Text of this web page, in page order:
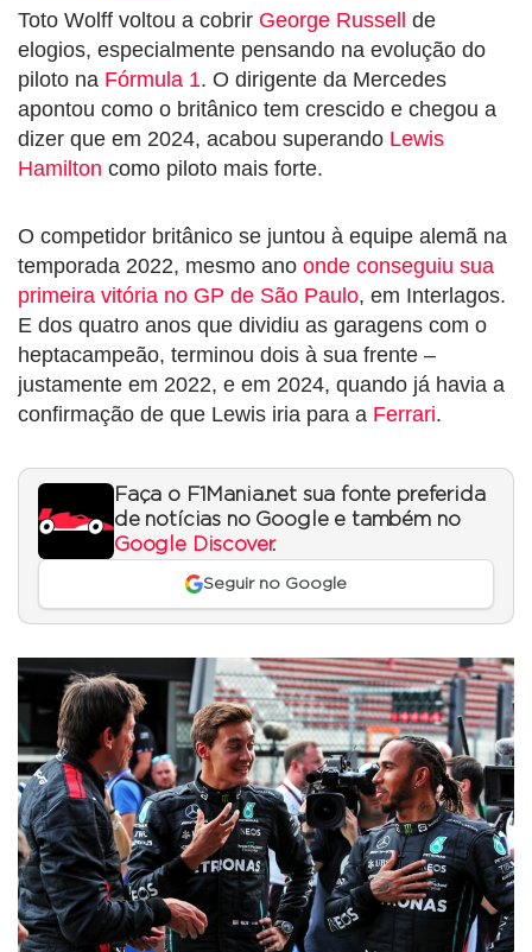
Toto Wolff voltou a cobrir George Russell de
elogios, especialmente pensando na evolução do
piloto na Fórmula 1. O dirigente da Mercedes
apontou como o britânico tem crescido e chegou a
dizer que em 2024, acabou superando Lewis
Hamilton como piloto mais forte.
O competidor britânico se juntou à equipe alemã na
temporada 2022, mesmo ano onde conseguiu sua
primeira vitória no GP de São Paulo, em Interlagos.
E dos quatro anos que dividiu as garagens com o
heptacampeão, terminou dois à sua frente –
justamente em 2022, e em 2024, quando já havia a
confirmação de que Lewis iria para a Ferrari.
Faça o F1Mania.net sua fonte preferida
de notícias no Google e também no
Google Discover.
Seguir no Google